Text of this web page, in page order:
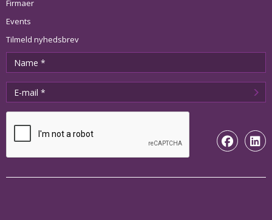
Firmaer
Events
Tilmeld nyhedsbrev